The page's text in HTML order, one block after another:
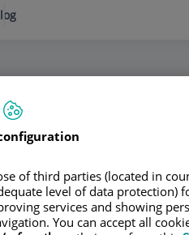
of third parties (located in
level of data protection)
services and showing
You can accept all